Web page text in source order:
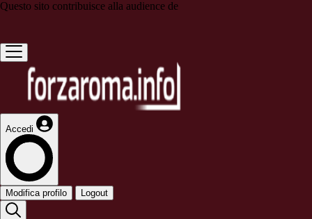
Questo sito contribuisce alla audience de
Accedi
Modifica profilo Logout